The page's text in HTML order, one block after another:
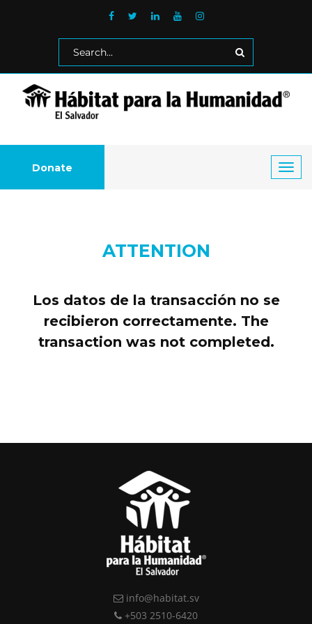
Donate
ATTENTION
Los datos de la transacción no se
recibieron correctamente. The
transaction was not completed.
info@habitat.sv
+503 2510-6420